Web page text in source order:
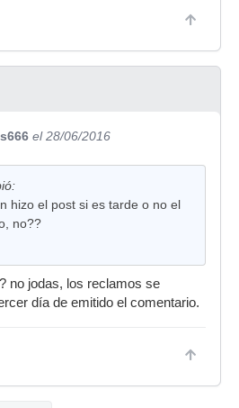
el 28/06/2016
hizo el post si es tarde o no el
no??
no jodas, los reclamos se
día de emitido el comentario.